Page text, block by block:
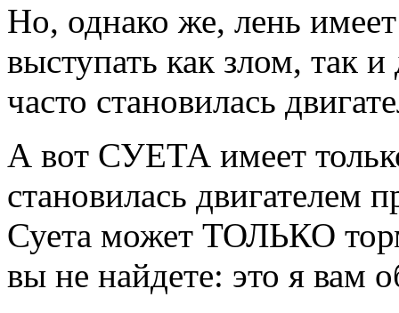
Но, однако же, лень
выступать как злом, так
часто становилась
А вот СУЕТА имеет
становилась двигателем
Суета может ТОЛЬКО
вы не найдете: это я вам